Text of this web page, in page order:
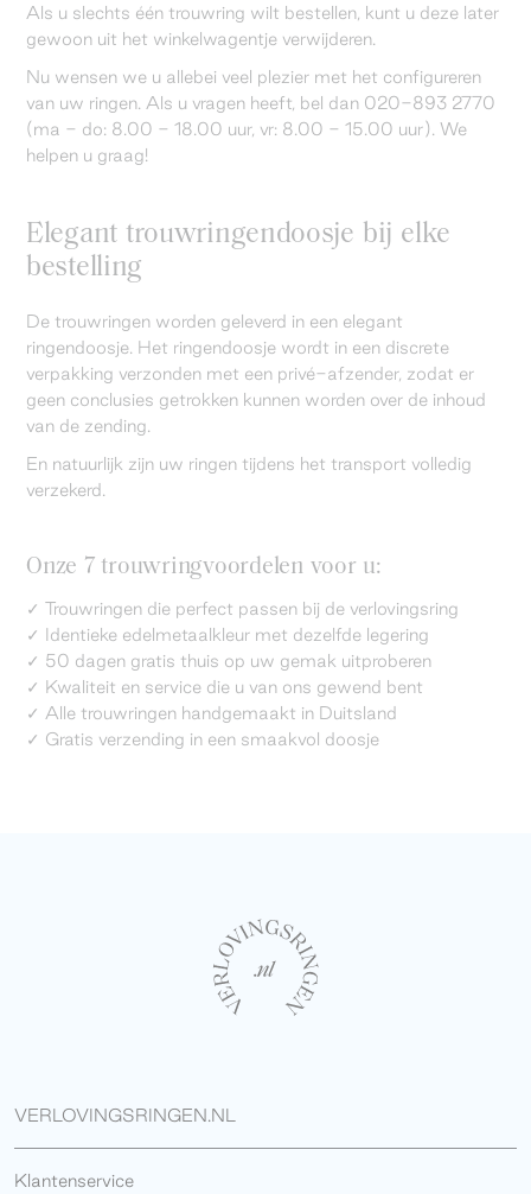
Als u slechts één trouwring wilt bestellen, kunt u deze later
gewoon uit het winkelwagentje verwijderen.
Nu wensen we u allebei veel plezier met het configureren
van uw ringen. Als u vragen heeft, bel dan 020-893 2770
(ma - do: 8.00 - 18.00 uur, vr: 8.00 - 15.00 uur). We
helpen u graag!
Elegant trouwringendoosje bij elke
bestelling
De trouwringen worden geleverd in een elegant
ringendoosje. Het ringendoosje wordt in een discrete
verpakking verzonden met een privé-afzender, zodat er
geen conclusies getrokken kunnen worden over de inhoud
van de zending.
En natuurlijk zijn uw ringen tijdens het transport volledig
verzekerd.
Onze 7 trouwringvoordelen voor u:
✓ Trouwringen die perfect passen bij de verlovingsring
✓ Identieke edelmetaalkleur met dezelfde legering
✓ 50 dagen gratis thuis op uw gemak uitproberen
✓ Kwaliteit en service die u van ons gewend bent
✓ Alle trouwringen handgemaakt in Duitsland
✓ Gratis verzending in een smaakvol doosje
VERLOVINGSRINGEN.NL
Klantenservice